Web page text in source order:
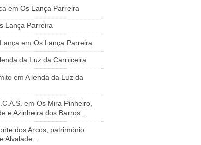
em Os Lança Parreira
Lança Parreira
em Os Lança Parreira
da Luz da Carniceira
em A lenda da Luz da
em Os Mira Pinheiro,
e Azinheira dos Barros…
dos Arcos, património
Alvalade…